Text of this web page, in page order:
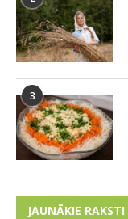
3
JAUNĀKIE RAKSTI